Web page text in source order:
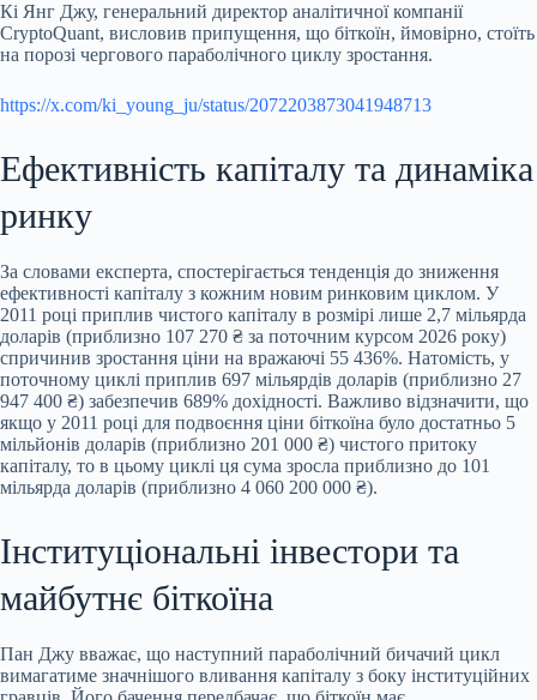
Кі Янг Джу, генеральний директор аналітичної компанії
CryptoQuant, висловив припущення, що біткоїн, ймовірно, стоїть
на порозі чергового параболічного циклу зростання.
https://x.com/ki_young_ju/status/2072203873041948713
Ефективність капіталу та динаміка
ринку
За словами експерта, спостерігається тенденція до зниження
ефективності капіталу з кожним новим ринковим циклом. У
2011 році приплив чистого капіталу в розмірі лише 2,7 мільярда
доларів (приблизно 107 270 ₴ за поточним курсом 2026 року)
спричинив зростання ціни на вражаючі 55 436%. Натомість, у
поточному циклі приплив 697 мільярдів доларів (приблизно 27
947 400 ₴) забезпечив 689% дохідності. Важливо відзначити, що
якщо у 2011 році для подвоєння ціни біткоїна було достатньо 5
мільйонів доларів (приблизно 201 000 ₴) чистого притоку
капіталу, то в цьому циклі ця сума зросла приблизно до 101
мільярда доларів (приблизно 4 060 200 000 ₴).
Інституціональні інвестори та
майбутнє біткоїна
Пан Джу вважає, що наступний параболічний бичачий цикл
вимагатиме значнішого вливання капіталу з боку інституційних